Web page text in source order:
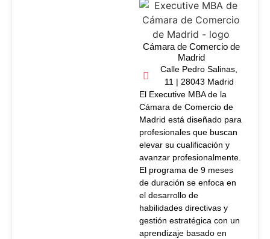
Cámara de Comercio de
Madrid
Calle Pedro Salinas,
11 | 28043 Madrid
El Executive MBA de la
Cámara de Comercio de
Madrid está diseñado para
profesionales que buscan
elevar su cualificación y
avanzar profesionalmente.
El programa de 9 meses
de duración se enfoca en
el desarrollo de
habilidades directivas y
gestión estratégica con un
aprendizaje basado en